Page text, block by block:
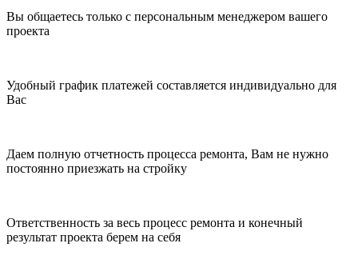
Вы общаетесь только с персональным менеджером вашего
проекта
Удобный график платежей составляется индивидуально для
Вас
Даем полную отчетность процесса ремонта, Вам не нужно
постоянно приезжать на стройку
Ответственность за весь процесс ремонта и конечный
результат проекта берем на себя